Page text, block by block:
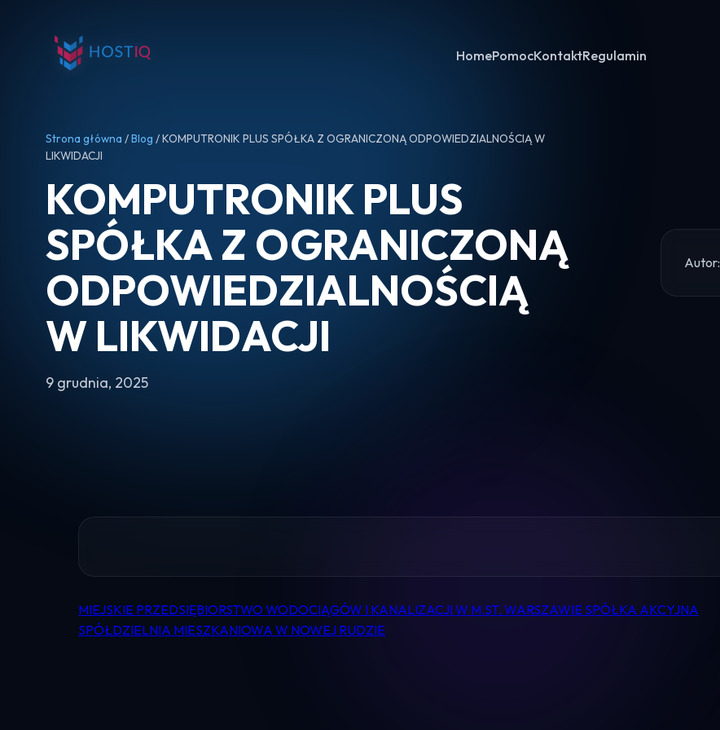
HomePomocKontaktRegulamin
Strona główna /Blog / KOMPUTRONIK PLUS SPÓŁKA Z OGRANICZONĄ ODPOWIEDZIALNOŚCIĄ W
LIKWIDACJI
KOMPUTRONIK PLUS
SPÓŁKA Z OGRANICZONĄ
ODPOWIEDZIALNOŚCIĄ
W LIKWIDACJI
9 grudnia, 2025
Autor:
Nawigacja
MIEJSKIE PRZEDSIĘBIORSTWO WODOCIĄGÓW I KANALIZACJI W M.ST. WARSZAWIE SPÓŁKA AKCYJNA
SPÓŁDZIELNIA MIESZKANIOWA W NOWEJ RUDZIE